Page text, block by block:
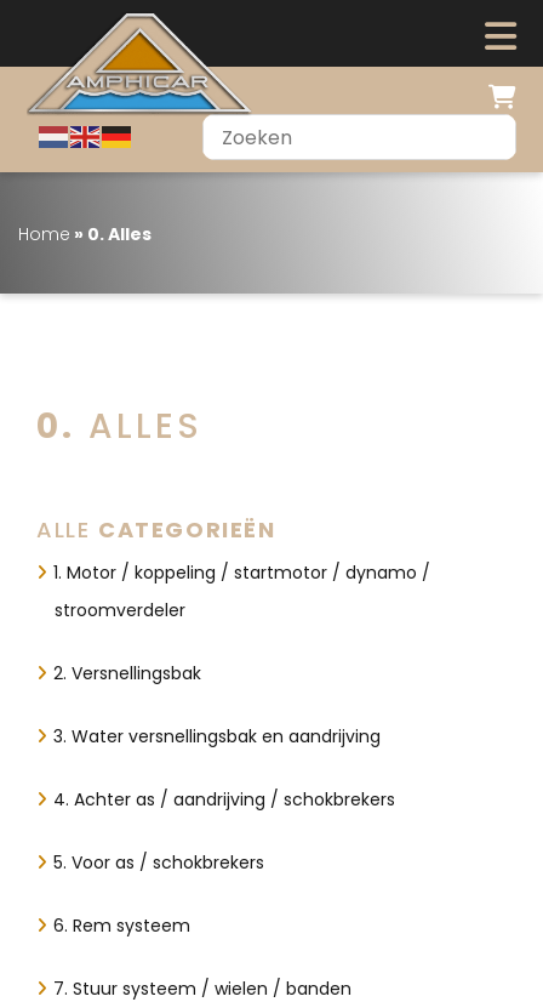
Home » 0. Alles
0. ALLES
ALLE CATEGORIEËN
1. Motor / koppeling / startmotor / dynamo /
stroomverdeler
2. Versnellingsbak
3. Water versnellingsbak en aandrijving
4. Achter as / aandrijving / schokbrekers
5. Voor as / schokbrekers
6. Rem systeem
7. Stuur systeem / wielen / banden